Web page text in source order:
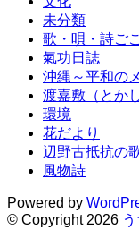
未分類
歌・唄・詩ご
氣功日誌
沖縄～平和の
渡嘉敷（とか
環境
花だより
辺野古抵抗の
風物詩
Powered by
© Copyright 2026